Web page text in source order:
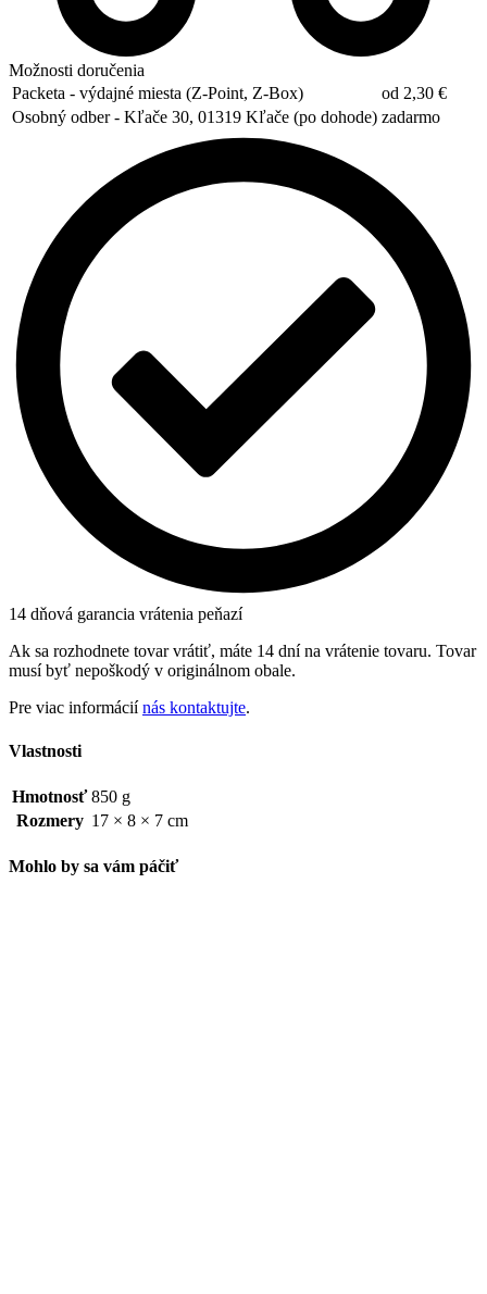
Možnosti doručenia
Packeta - výdajné miesta (Z-Point, Z-Box)
od 2,30 €
Osobný odber - Kľače 30, 01319 Kľače (po dohode) zadarmo
14 dňová garancia vrátenia peňazí
Ak sa rozhodnete tovar vrátiť, máte 14 dní na vrátenie tovaru. Tovar
musí byť nepoškodý v originálnom obale.
Pre viac informáciínás kontaktujte.
Vlastnosti
Hmotnosť 850 g
Rozmery 17 × 8 × 7 cm
Mohlo by sa vám páčiť